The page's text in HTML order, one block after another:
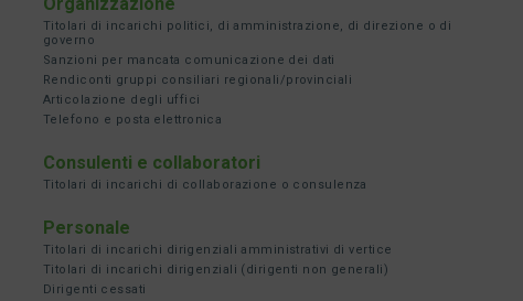
Titolari di incarichi politici, di amministrazione, di direzione o di
governo
Sanzioni per mancata comunicazione dei dati
Rendiconti gruppi consiliari regionali/provinciali
Articolazione degli uffici
Telefono e posta elettronica
Consulenti e collaboratori
Titolari di incarichi di collaborazione o consulenza
Personale
Titolari di incarichi dirigenziali amministrativi di vertice
Titolari di incarichi dirigenziali (dirigenti non generali)
Dirigenti cessati